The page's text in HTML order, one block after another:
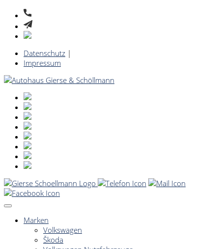
Datenschutz |
Impressum
Marken
Volkswagen
Škoda